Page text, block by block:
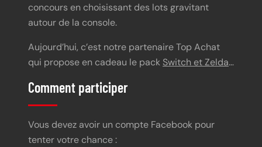
concours en choisissant des lots gravitant
autour de la console.
Aujourd’hui, c’est notre partenaire Top Achat
qui propose en cadeau le pack Switch et Zelda…
Comment participer
Vous devez avoir un compte Facebook pour
tenter votre chance :